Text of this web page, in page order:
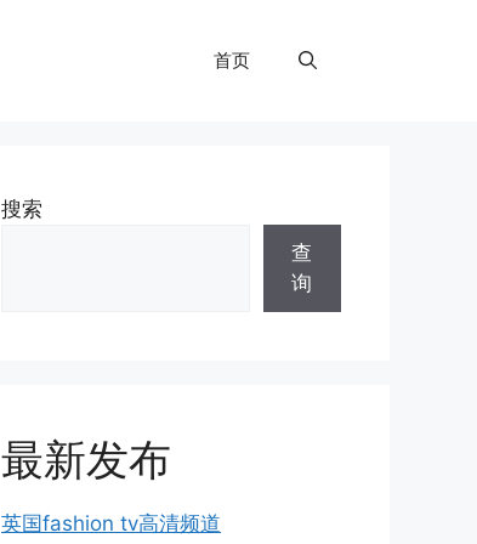
首页
搜索
查
询
最新发布
英国fashion tv高清频道